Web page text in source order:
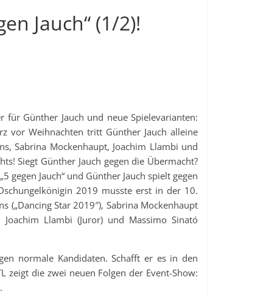
Jauch“ (1/2)!
Günther Jauch und neue Spielevarianten:
vor Weihnachten tritt Günther Jauch alleine
Sabrina Mockenhaupt, Joachim Llambi und
Siegt Günther Jauch gegen die Übermacht?
Jauch“ und Günther Jauch spielt gegen
2019 musste erst in der 10.
(„Dancing Star 2019″), Sabrina Mockenhaupt
Llambi (Juror) und Massimo Sinató
normale Kandidaten. Schafft er es in den
zeigt die zwei neuen Folgen der Event-Show: